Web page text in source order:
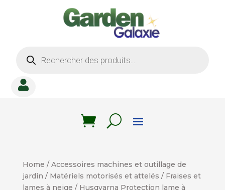
produits

Home / Accessoires machines et outillage de
jardin / Matériels motorisés et attelés / Fraises et
lames à neige / Husqvarna Protection lame à